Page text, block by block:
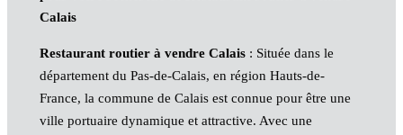
Calais
Restaurant routier à vendre Calais: Située dans le
département du Pas-de-Calais, en région Hauts-de-
France, la commune de Calais est connue pour être une
ville portuaire dynamique et attractive. Avec une